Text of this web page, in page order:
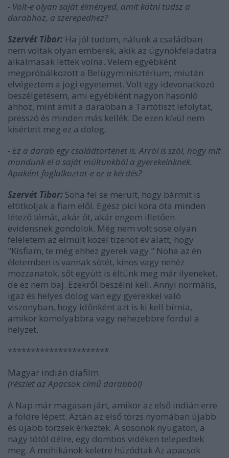
- Volt-e olyan saját élményed, amit kötni tudsz a
darabhoz, a szerepedhez?
Szervét Tibor: Ha jól tudom, nálunk a családban
nem voltak olyan emberek, akik az ügynökfeladatra
alkalmasak lettek volna. Velem egyébként
megpróbálkozott a Belügyminisztérium, miután
elvégeztem a jogi egyetemet. Volt egy idevonatkozó
beszélgetésem, ami egyébként nagyon hasonló
ahhoz, mint amit a darabban a Tartótiszt lefolytat,
presszó és minden más kellék. De ezen kívül nem
kísértett meg ez a dolog.
- Ez a darab egy családtörténet is. Arról is szól, hogy mit
mondunk el a saját múltunkból a gyerekeinknek.
Apaként foglalkoztat-e ez a kérdés?
Szervét Tibor: Soha fel se merült, hogy bármit is
eltitkoljak a fiam elől. Egész pici kora óta minden
létező témát, akár őt, akár engem illetően
evidensnek gondolok. Még nem volt sose olyan
feleletem az elmúlt közel tizenöt év alatt, hogy
"Kisfiam, te még ehhez gyerek vagy." Noha az én
életemben is vannak sötét, kínos vagy nehéz
mozzanatok, sőt együtt is éltünk meg már ilyeneket,
de ez nem baj. Ezekről beszélni kell. Annyi normális,
igaz és helyes dolog van egy gyerekkel való
viszonyban, hogy időnként azt is ki kell bírnia,
amikor komolyabbra vagy nehezebbre fordul a
helyzet.
**********************
Magyar indián diafilm
(részlet az Apacsok című darabból)
A Nap már magasan járt, amikor az első indián erre
a földre lépett. Aztán az első törzs nyomában újabb
és újabb törzsek érkeztek. A sosonok nyugaton, a
nagy tótól délre, egy dombos vidéken telepedtek
meg. A mohikánok keletre húzódtak Az apacsok